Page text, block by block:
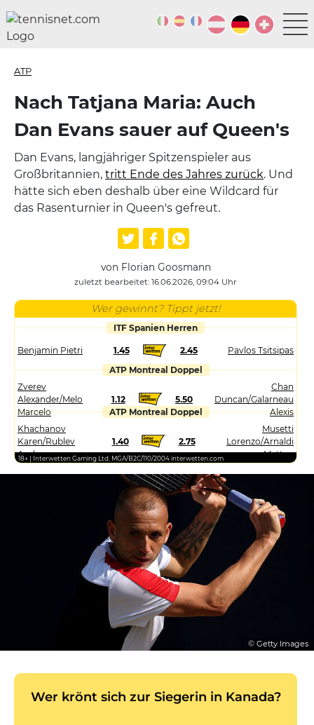
ATP
Nach Tatjana Maria: Auch
Dan Evans sauer auf Queen's
Dan Evans, langjähriger Spitzenspieler aus
Großbritannien, tritt Ende des Jahres zurück. Und
hätte sich eben deshalb über eine Wildcard für
das Rasenturnier in Queen's gefreut.
von Florian Goosmann
zuletzt bearbeitet: 16.06.2026, 09:04 Uhr
Wer gewinnt? Tippt jetzt!
ITF Spanien Herren
Benjamin Pietri 1.45 2.45
Pavlos Tsitsipas
ATP Montreal Doppel
Zverev
Alexander/Melo
Marcelo
1.12 5.50
Chan
Duncan/Galarneau
Alexis
ATP Montreal Doppel
Khachanov
Karen/Rublev
Andrey
1.40 2.75
Musetti
Lorenzo/Arnaldi
Matteo
18+ | Interwetten Gaming Ltd. MGA/B2C/110/2004 interwetten.com
© Getty Images